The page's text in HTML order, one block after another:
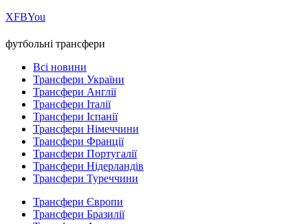
ХFBYou
футбольні трансфери
Всі новини
Трансфери України
Трансфери Англії
Трансфери Італії
Трансфери Іспанії
Трансфери Німеччини
Трансфери Франції
Трансфери Португалії
Трансфери Нідерландів
Трансфери Туреччини
Трансфери Європи
Трансфери Бразилії